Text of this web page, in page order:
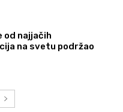
od najjačih
na svetu podržao